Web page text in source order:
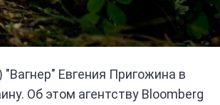
Евгения Пригожина в
Об этом агентству Bloomberg